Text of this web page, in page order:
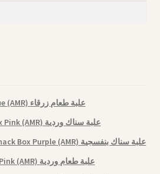
Lunch Box Blue (AMR) علبة طعام زرقاء
Snack Box Pink (AMR) علبة سناك وردية
Snack Box Purple (AMR) علبة سناك بنفسجية
Lunch Box Pink (AMR) علبة طعام وردية